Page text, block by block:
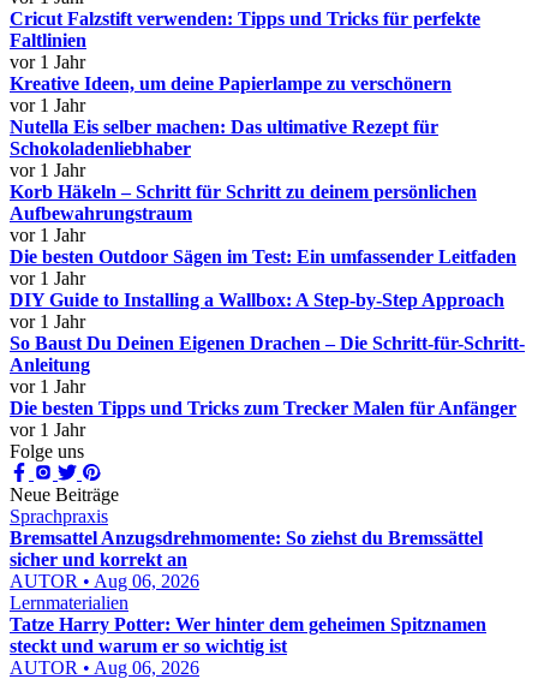
Cricut Falzstift verwenden: Tipps und Tricks für perfekte
Faltlinien
vor 1 Jahr
Kreative Ideen, um deine Papierlampe zu verschönern
vor 1 Jahr
Nutella Eis selber machen: Das ultimative Rezept für
Schokoladenliebhaber
vor 1 Jahr
Korb Häkeln – Schritt für Schritt zu deinem persönlichen
Aufbewahrungstraum
vor 1 Jahr
Die besten Outdoor Sägen im Test: Ein umfassender Leitfaden
vor 1 Jahr
DIY Guide to Installing a Wallbox: A Step-by-Step Approach
vor 1 Jahr
So Baust Du Deinen Eigenen Drachen – Die Schritt-für-Schritt-
Anleitung
vor 1 Jahr
Die besten Tipps und Tricks zum Trecker Malen für Anfänger
vor 1 Jahr
Folge uns
Neue Beiträge
Sprachpraxis
Bremsattel Anzugsdrehmomente: So ziehst du Bremssättel
sicher und korrekt an
AUTOR • Aug 06, 2026
Lernmaterialien
Tatze Harry Potter: Wer hinter dem geheimen Spitznamen
steckt und warum er so wichtig ist
AUTOR • Aug 06, 2026